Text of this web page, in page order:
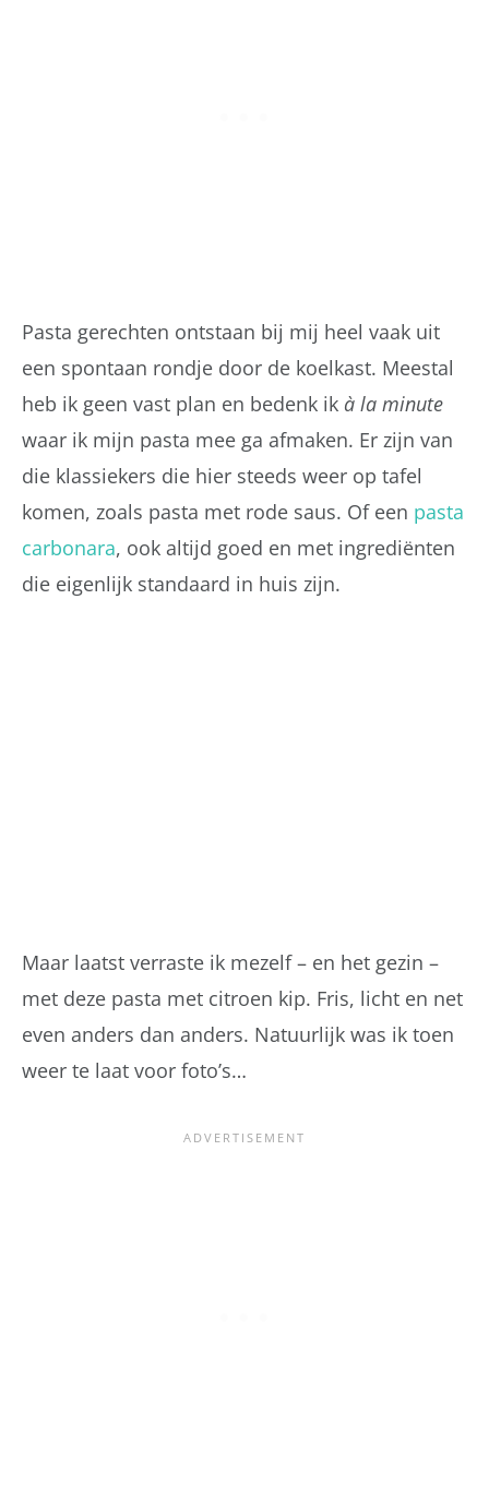
Pasta gerechten ontstaan bij mij heel vaak uit
een spontaan rondje door de koelkast. Meestal
heb ik geen vast plan en bedenk ik à la minute
waar ik mijn pasta mee ga afmaken. Er zijn van
die klassiekers die hier steeds weer op tafel
komen, zoals pasta met rode saus. Of een pasta
carbonara, ook altijd goed en met ingrediënten
die eigenlijk standaard in huis zijn.
Maar laatst verraste ik mezelf – en het gezin –
met deze pasta met citroen kip. Fris, licht en net
even anders dan anders. Natuurlijk was ik toen
weer te laat voor foto’s…